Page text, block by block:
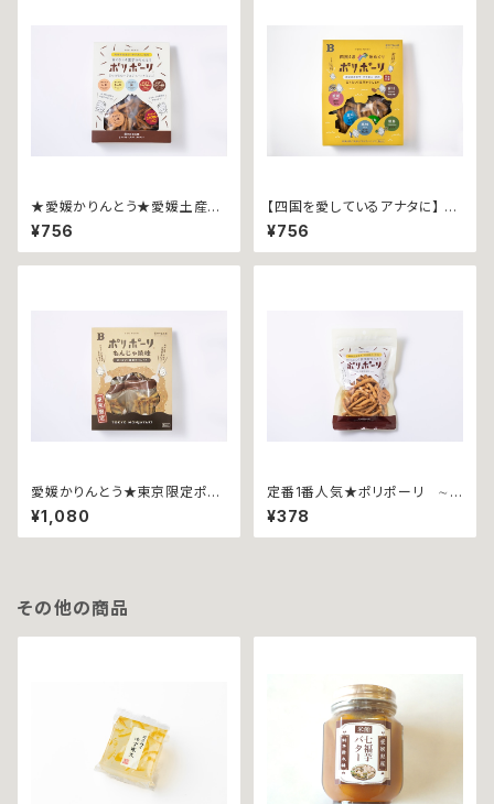
★愛媛かりんとう★愛媛土産★
ポリポーリ ~バラエティパック
８５ｇ~
¥756
【四国を愛しているアナタに】 四
国４県味めぐりポリポーリ ~ご
当地バラエティパック６８ｇ~
¥756
愛媛かりんとう★東京限定ポリ
ポーリ ∼もんじゃ焼味∼ 箱
入
¥1,080
定番1番人気★ポリポーリ ∼し
お４０ｇ袋入∼
¥378
その他の商品